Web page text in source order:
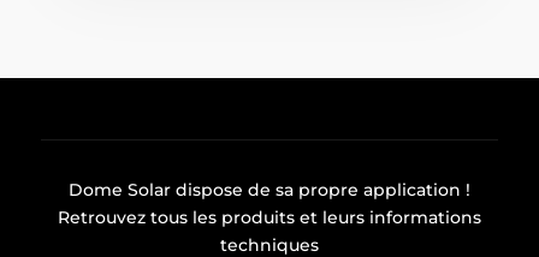
Dome Solar dispose de sa propre application !
Retrouvez tous les produits et leurs informations
techniques